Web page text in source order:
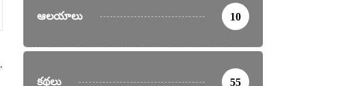
ఆలయాలు 10
కథలు 55